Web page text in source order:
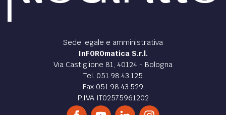
LAVORO / L’Intelligenza artificiale cambia la
sostituita da una nuova impostazione e didattica
Mario Alberto Catarozzo